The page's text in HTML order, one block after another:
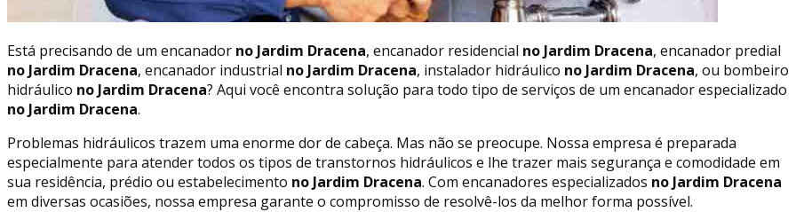
Está precisando de um encanador no Jardim Dracena, encanador residencial no Jardim Dracena, encanador predial
no Jardim Dracena, encanador industrial no Jardim Dracena, instalador hidráulico no Jardim Dracena, ou bombeiro
hidráulico no Jardim Dracena? Aqui você encontra solução para todo tipo de serviços de um encanador especializado
no Jardim Dracena.
Problemas hidráulicos trazem uma enorme dor de cabeça. Mas não se preocupe. Nossa empresa é preparada
especialmente para atender todos os tipos de transtornos hidráulicos e lhe trazer mais segurança e comodidade em
sua residência, prédio ou estabelecimento no Jardim Dracena. Com encanadores especializados no Jardim Dracena
em diversas ocasiões, nossa empresa garante o compromisso de resolvê-los da melhor forma possível.